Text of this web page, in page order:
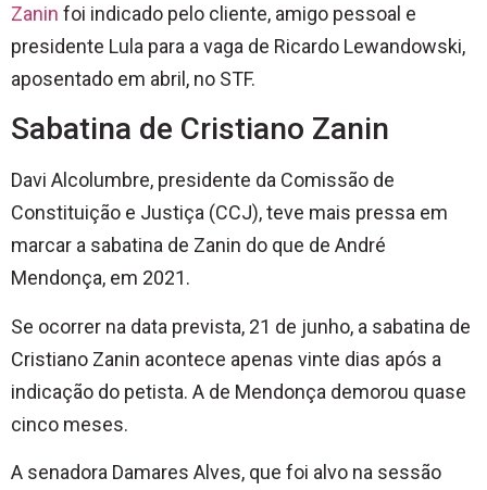
Zanin foi indicado pelo cliente, amigo pessoal e
presidente Lula para a vaga de Ricardo Lewandowski,
aposentado em abril, no STF.
Sabatina de Cristiano Zanin
Davi Alcolumbre, presidente da Comissão de
Constituição e Justiça (CCJ), teve mais pressa em
marcar a sabatina de Zanin do que de André
Mendonça, em 2021.
Se ocorrer na data prevista, 21 de junho, a sabatina de
Cristiano Zanin acontece apenas vinte dias após a
indicação do petista. A de Mendonça demorou quase
cinco meses.
A senadora Damares Alves, que foi alvo na sessão